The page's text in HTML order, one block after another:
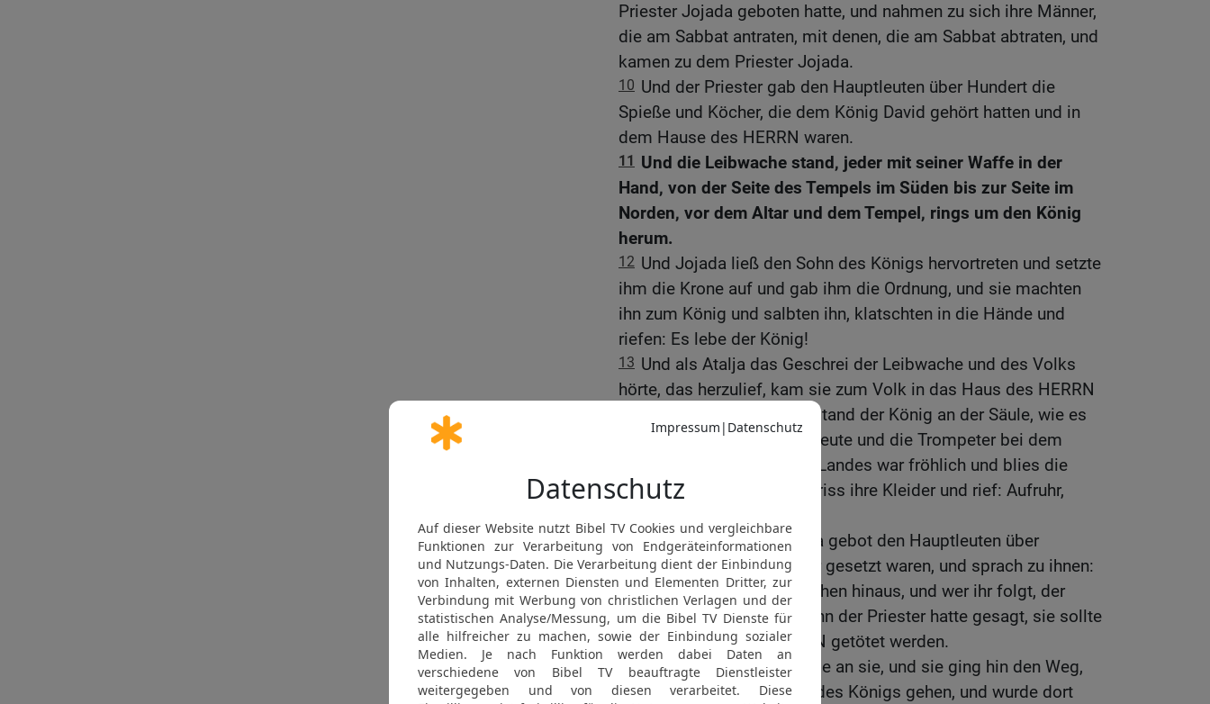
Priester Jojada geboten hatte, und nahmen zu sich ihre Männer,
die am Sabbat antraten, mit denen, die am Sabbat abtraten, und
kamen zu dem Priester Jojada.
10 Und der Priester gab den Hauptleuten über Hundert die
Spieße und Köcher, die dem König David gehört hatten und in
dem Hause des HERRN waren.
11
Und die Leibwache stand, jeder mit seiner Waffe in der
Hand, von der Seite des Tempels im Süden bis zur Seite im
Norden, vor dem Altar und dem Tempel, rings um den König
herum.
12 Und Jojada ließ den Sohn des Königs hervortreten und setzte
ihm die Krone auf und gab ihm die Ordnung, und sie machten
ihn zum König und salbten ihn, klatschten in die Hände und
riefen: Es lebe der König!
13 Und als Atalja das Geschrei der Leibwache und des Volks
hörte, das herzulief, kam sie zum Volk in das Haus des HERRN
und sah, und siehe, da stand der König an der Säule, wie es
Brauch war, und die Hauptleute und die Trompeter bei dem
König. Und alles Volk des Landes war fröhlich und blies die
Trompeten. Atalja aber zerriss ihre Kleider und rief: Aufruhr,
Aber der Priester Jojada gebot den Hauptleuten über
Hundert, die über das Heer gesetzt waren, und sprach zu ihnen:
Führt sie zwischen den Reihen hinaus, und wer ihr folgt, der
sterbe durchs Schwert! Denn der Priester hatte gesagt, sie sollte
nicht im Hause des HERRN getötet werden.
16 Und sie legten die Hände an sie, und sie ging hin den Weg,
wo die Rosse zum Hause des Königs gehen, und wurde dort